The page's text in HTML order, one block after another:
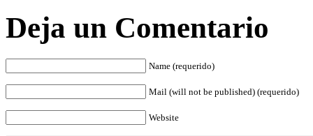
Deja un Comentario
Name (requerido)
Mail (will not be published) (requerido)
Website